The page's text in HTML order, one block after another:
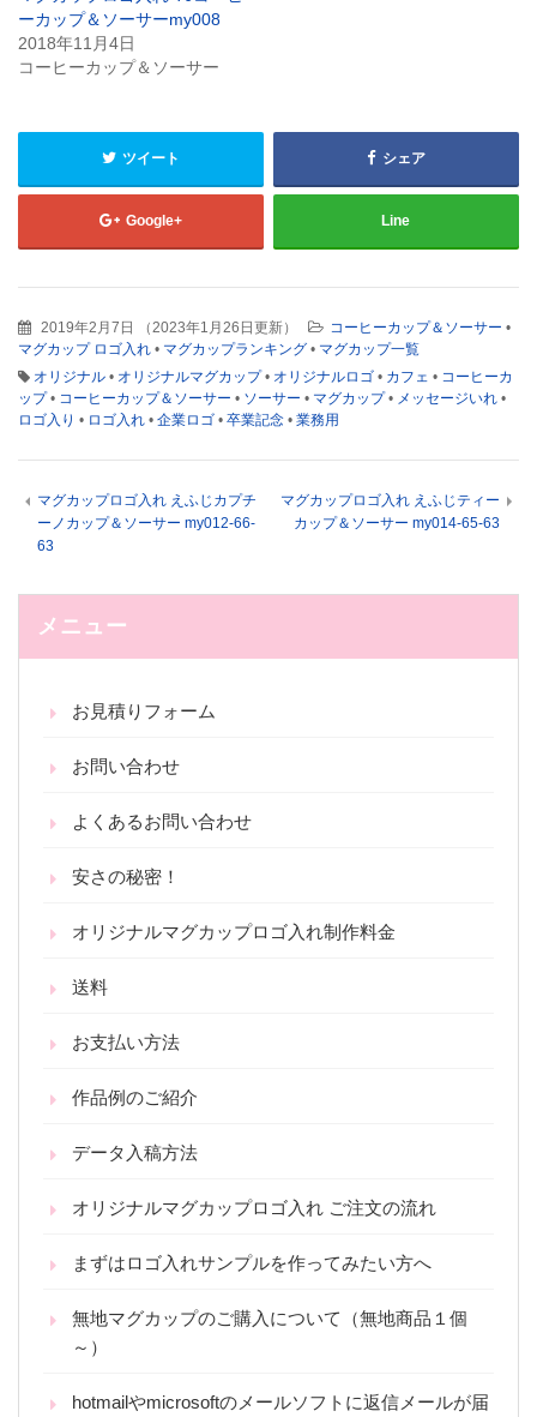
開
き
ま
す)
い
ウ
ィ
ン
開
き
ま
す)
ーカップ＆ソーサーmy008
2018年11月4日
コーヒーカップ＆ソーサー
ツイート シェア
Google+ Line
2019年2月7日 （ 2023年1月26日更新） コーヒーカップ＆ソーサー •
マグカップ ロゴ入れ • マグカップランキング • マグカップ一覧
オリジナル • オリジナルマグカップ• オリジナルロゴ • カフェ • コーヒーカ
ップ• コーヒーカップ＆ソーサー • ソーサー • マグカップ• メッセージいれ •
ロゴ入り • ロゴ入れ • 企業ロゴ • 卒業記念 • 業務用
マグカップロゴ入れ えふじカプチ
ーノカップ＆ソーサー my012-66-
63
マグカップロゴ入れ えふじティー
カップ＆ソーサー my014-65-63
メニュー
お見積りフォーム
お問い合わせ
よくあるお問い合わせ
安さの秘密！
オリジナルマグカップロゴ入れ制作料金
送料
お支払い方法
作品例のご紹介
データ入稿方法
オリジナルマグカップロゴ入れ ご注文の流れ
まずはロゴ入れサンプルを作ってみたい方へ
無地マグカップのご購入について（無地商品１個
～）
hotmailやmicrosoftのメールソフトに返信メールが届